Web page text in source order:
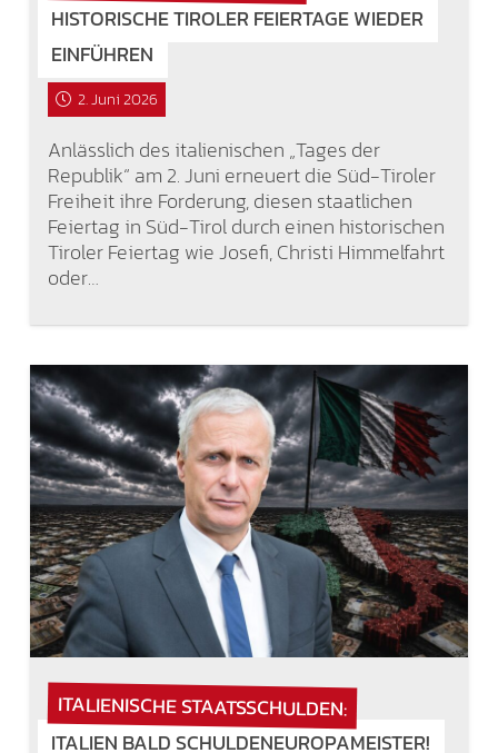
HISTORISCHE TIROLER FEIERTAGE WIEDER
EINFÜHREN
2. Juni 2026
Anlässlich des italienischen „Tages der
Republik“ am 2. Juni erneuert die Süd-Tiroler
Freiheit ihre Forderung, diesen staatlichen
Feiertag in Süd-Tirol durch einen historischen
Tiroler Feiertag wie Josefi, Christi Himmelfahrt
oder…
ITALIENISCHE STAATSSCHULDEN:
ITALIEN BALD SCHULDENEUROPAMEISTER!